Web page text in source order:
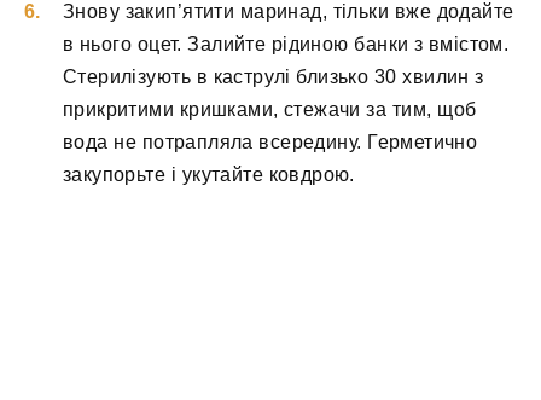
Знову закип’ятити маринад, тільки вже додайте
в нього оцет. Залийте рідиною банки з вмістом.
Стерилізують в каструлі близько 30 хвилин з
прикритими кришками, стежачи за тим, щоб
вода не потрапляла всередину. Герметично
закупорьте і укутайте ковдрою.